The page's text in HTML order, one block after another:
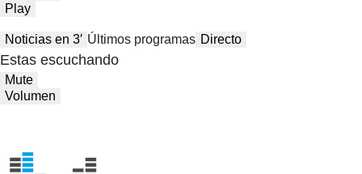
Play
Noticias en 3′ Últimos programas Directo
Estas escuchando
Mute
Volumen